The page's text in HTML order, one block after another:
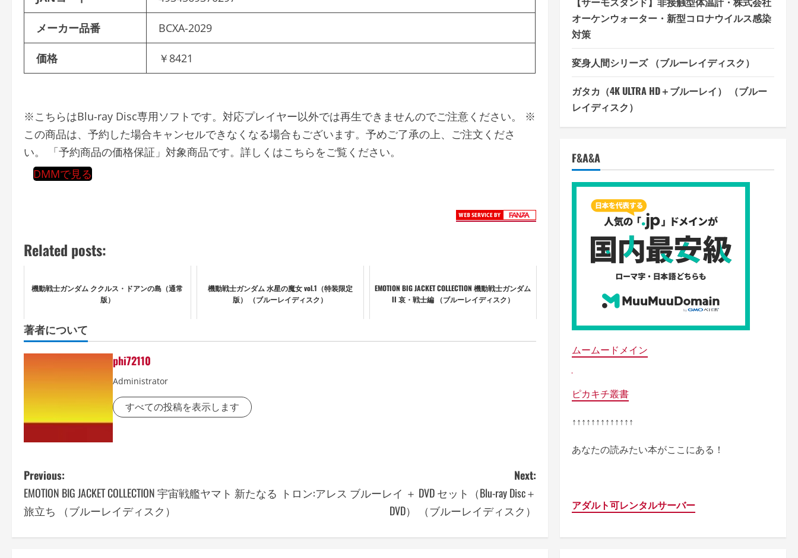
メーカー品番 BCXA-2029
価格 ￥8421
※こちらはBlu-ray Disc専用ソフトです。対応プレイヤー以外では再生できませんのでご注意ください。 ※
この商品は、予約した場合キャンセルできなくなる場合もございます。予めご了承の上、ご注文くださ
い。 「予約商品の価格保証」対象商品です。詳しくはこちらをご覧ください。
DMMで見る
Related posts:
機動戦士ガンダム ククルス・ドアンの島（通常
版）
機動戦士ガンダム 水星の魔女 vol.1（特装限定
版） （ブルーレイディスク）
EMOTION BIG JACKET COLLECTION 機動戦士ガンダム
II 哀・戦士編 （ブルーレイディスク）
著者について
phi72110
Administrator
すべての投稿を表示します
P
o
Previous:
EMOTION BIG JACKET COLLECTION 宇宙戦艦ヤマト 新たなる
旅立ち （ブルーレイディスク）
Next:
トロン:アレス ブルーレイ ＋ DVD セット（Blu-ray Disc＋
DVD） （ブルーレイディスク）
オーケンウォーター・新型コロナウイルス感染
対策
変身人間シリーズ （ブルーレイディスク）
ガタカ（4K ULTRA HD＋ブルーレイ） （ブルー
レイディスク）
F&A&A
ムームードメイン
ピカキチ叢書
↑↑↑↑↑↑↑↑↑↑↑↑↑
あなたの読みたい本がここにある！
アダルト可レンタルサーバー